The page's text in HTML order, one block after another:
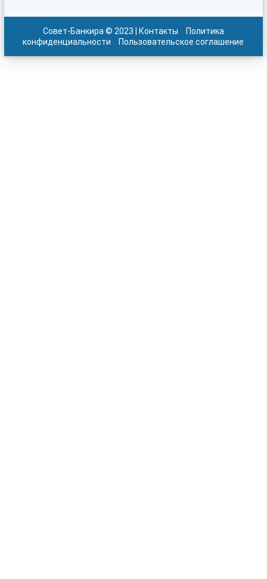
Совет-Банкира © 2023 | Контакты
Политика
конфиденциальности
Пользовательское соглашение